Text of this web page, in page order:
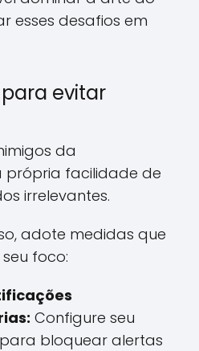
esses desafios em
evitar
da
própria facilidade de
irrelevantes.
adote medidas que
foco:
Configure seu
bloquear alertas